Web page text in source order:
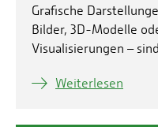
Grafische
Bilder, 3D-Modelle
Visualisierungen –
Weiterlesen